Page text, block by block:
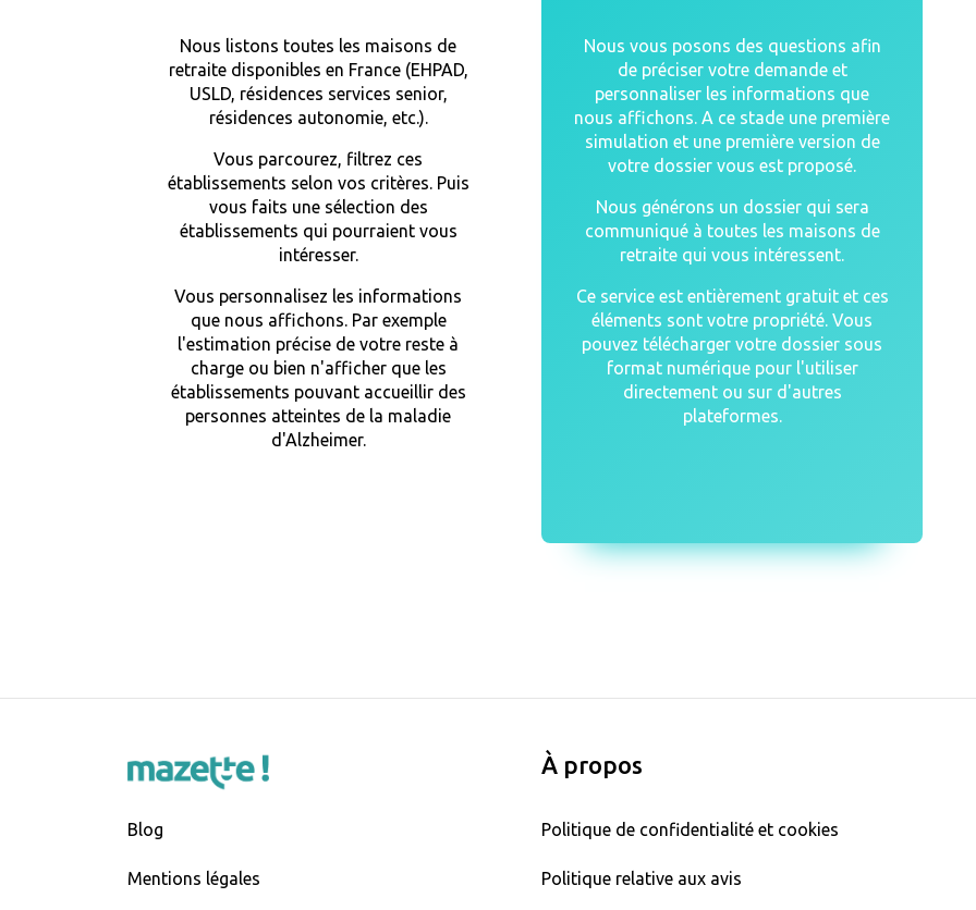
Nous listons toutes les maisons de
retraite disponibles en France (EHPAD,
USLD, résidences services senior,
résidences autonomie, etc.).
Vous parcourez, filtrez ces
établissements selon vos critères. Puis
vous faits une sélection des
établissements qui pourraient vous
intéresser.
Vous personnalisez les informations
que nous affichons. Par exemple
l'estimation précise de votre reste à
charge ou bien n'afficher que les
établissements pouvant accueillir des
personnes atteintes de la maladie
d'Alzheimer.
Nous vous posons des questions afin
de préciser votre demande et
personnaliser les informations que
nous affichons. A ce stade une première
simulation et une première version de
votre dossier vous est proposé.
Nous générons un dossier qui sera
communiqué à toutes les maisons de
retraite qui vous intéressent.
Ce service est entièrement gratuit et ces
éléments sont votre propriété. Vous
pouvez télécharger votre dossier sous
format numérique pour l'utiliser
directement ou sur d'autres
plateformes.
Blog
Mentions légales
À propos
Politique de confidentialité et cookies
Politique relative aux avis